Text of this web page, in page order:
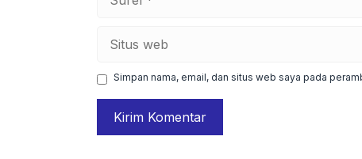
web
Simpan nama, email, dan situs web saya pada